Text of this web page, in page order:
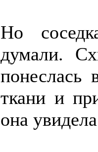
Но
думали.
понеслась
ткани и
она